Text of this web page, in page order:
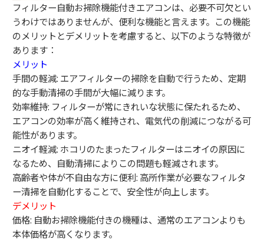
フィルター自動お掃除機能付きエアコンは、必要不可欠とい
うわけではありませんが、便利な機能と言えます。この機能
のメリットとデメリットを考慮すると、以下のような特徴が
あります：
メリット
手間の軽減: エアフィルターの掃除を自動で行うため、定期
的な手動清掃の手間が大幅に減ります。
効率維持: フィルターが常にきれいな状態に保たれるため、
エアコンの効率が高く維持され、電気代の削減につながる可
能性があります。
ニオイ軽減: ホコリのたまったフィルターはニオイの原因に
なるため、自動清掃によりこの問題も軽減されます。
高齢者や体が不自由な方に便利: 高所作業が必要なフィルタ
ー清掃を自動化することで、安全性が向上します。
デメリット
価格: 自動お掃除機能付きの機種は、通常のエアコンよりも
本体価格が高くなります。